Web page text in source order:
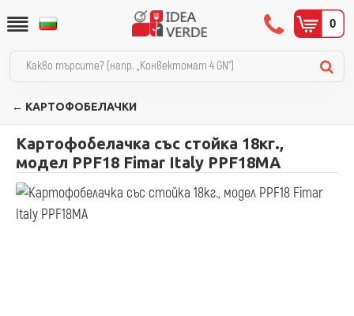
0
← КАРТОФОБЕЛАЧКИ
Картофобелачка със стойка 18кг.,
модел PPF18 Fimar Italy PPF18MA